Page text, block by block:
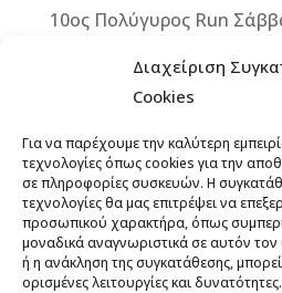
Διαχείριση
Cookies
Για να παρέχουμε την καλύτερη
τεχνολογίες όπως cookies για την
σε πληροφορίες συσκευών. Η
τεχνολογίες θα μας επιτρέψει να
προσωπικού χαρακτήρα, όπως
μοναδικά αναγνωριστικά σε αυτόν
ή η ανάκληση της συγκατάθεσης,
ορισμένες λειτουργίες και δυνατότητες.
10ος Πολύγυρος Run
2ο ΒΙΚΕ VERTICAL
της Δυτικής Μάνης –
Σεπτεμβρίου 2026
Άνοιξαν οι εγγραφές για
Run
13ο ΞεΣκουριάΖω: Ένας